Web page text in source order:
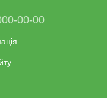
00-00